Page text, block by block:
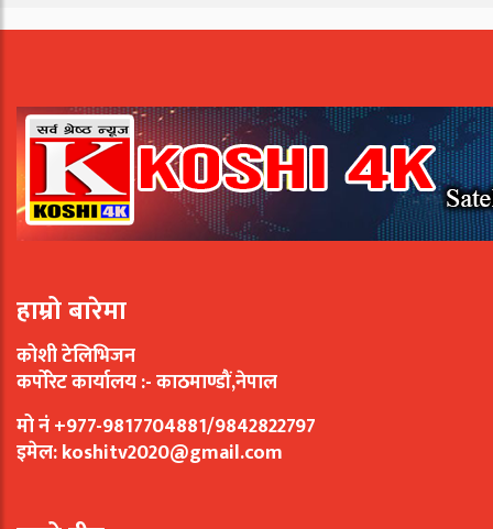
हाम्रो बारेमा
कोशी टेलिभिजन
कर्पोरेट कार्यालय :- काठमाण्डौं,नेपाल
मो नं +977-9817704881/9842822797
इमेल:koshitv2020@gmail.com